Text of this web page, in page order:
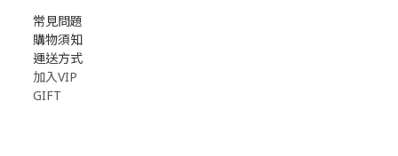
常見問題
購物須知
運送方式
加入VIP
GIFT